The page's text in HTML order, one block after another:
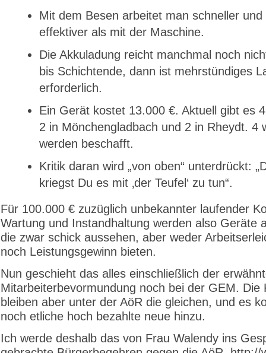
Mit dem Besen arbeitet man schneller und
effektiver als mit der Maschine.
Die Akkuladung reicht manchmal noch
bis Schichtende, dann ist mehrstündiges
erforderlich.
Ein Gerät kostet 13.000 €. Aktuell gibt es
2 in Mönchengladbach und 2 in Rheydt. 4
werden beschafft.
Kritik daran wird „von oben“ unterdrückt:
kriegst Du es mit ‚der Teufel‘ zu tun“.
Für 100.000 € zuzüglich unbekannter laufender
Wartung und Instandhaltung werden also Geräte
die zwar schick aussehen, aber weder
noch Leistungsgewinn bieten.
Nun geschieht das alles einschließlich der
Mitarbeiterbevormundung noch bei der GEM. Die
bleiben aber unter der AöR die gleichen, und es
noch etliche hoch bezahlte neue hinzu.
Ich werde deshalb das von Frau Walendy ins